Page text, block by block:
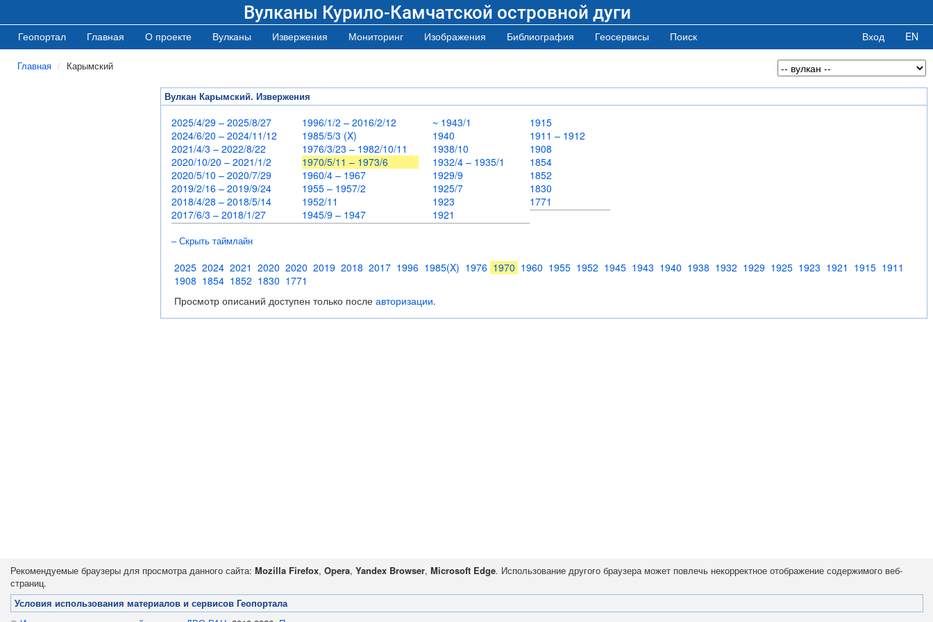
Вулканы Курило-Камчатской островной дуги
Геопортал Главная О проекте Вулканы Извержения Мониторинг Изображения Библиография Геосервисы Поиск Вход EN
Главная Карымский
Вулкан Карымский. Извержения
2025/4/29 – 2025/8/27
2024/6/20 – 2024/11/12
2021/4/3 – 2022/8/22
2020/10/20 – 2021/1/2
2020/5/10 – 2020/7/29
2019/2/16 – 2019/9/24
2018/4/28 – 2018/5/14
2017/6/3 – 2018/1/27
1996/1/2 – 2016/2/12
1985/5/3 (X)
1976/3/23 – 1982/10/11
1970/5/11 – 1973/6
1960/4 – 1967
1955 – 1957/2
1952/11
1945/9 – 1947
~ 1943/1
1940
1938/10
1932/4 – 1935/1
1929/9
1925/7
1923
1921
1915
1911 – 1912
1908
1854
1852
1830
1771
– Скрыть таймлайн
2025 2024 2021 2020 2020 2019 2018 2017 1996 1985(X) 1976 1970 1960 1955 1952 1945 1943 1940 1938 1932 1929 1925 1923 1921 1915 1911
1908 1854 1852 1830 1771
Просмотр описаний доступен только после авторизации.
Рекомендуемые браузеры для просмотра данного сайта: Mozilla Firefox, Opera, Yandex Browser, Microsoft Edge. Использование другого браузера может повлечь некорректное отображение содержимого веб-
страниц.
Условия использования материалов и сервисов Геопортала